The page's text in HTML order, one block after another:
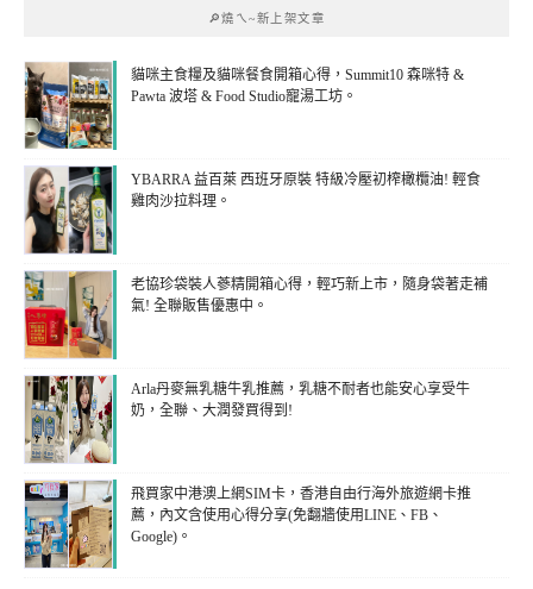
🔎燒ㄟ~新上架文章
貓咪主食糧及貓咪餐食開箱心得，Summit10 森咪特 &
Pawta 波塔 & Food Studio寵湯工坊。
YBARRA 益百萊 西班牙原裝 特級冷壓初榨橄欖油! 輕食
雞肉沙拉料理。
老協珍袋裝人蔘精開箱心得，輕巧新上市，隨身袋著走補
氣! 全聯販售優惠中。
Arla丹麥無乳糖牛乳推薦，乳糖不耐者也能安心享受牛
奶，全聯、大潤發買得到!
飛買家中港澳上網SIM卡，香港自由行海外旅遊網卡推
薦，內文含使用心得分享(免翻牆使用LINE、FB、
Google)。